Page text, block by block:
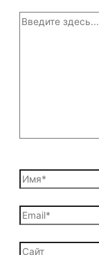
Введите
Имя*
Email*
Сайт